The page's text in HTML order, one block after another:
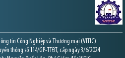
tin Công Nghiệp và Thương mại (VITIC)
thông số 114/GP-TTĐT, cấp ngày 3/6/2024